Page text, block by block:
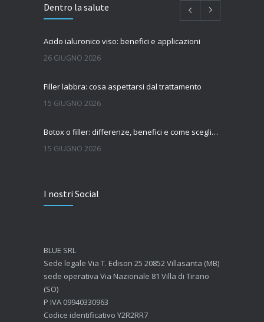
Dentro la salute
Acido ialuronico viso: benefici e applicazioni
26 GIUGNO 2026
Filler labbra: cosa aspettarsi dal trattamento
15 GIUGNO 2026
Botox o filler: differenze, benefici e come scegliere il trattamento più adatto
15 GIUGNO 2026
7 GIUGNO 2026
I nostri Social
BLUE SRL
Sede legale Via T. Edison 25 20852 Villasanta (MB)
sede operativa Via Nazionale 81 Villa di Tirano
(SO)
P IVA 09940330963
Codice identificativo Y2R2RR7